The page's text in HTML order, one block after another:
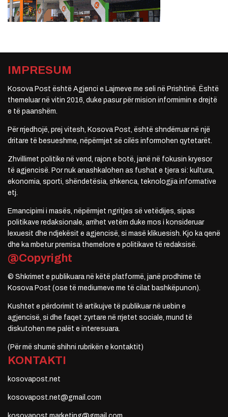
IMPRESUM
Kosova Post është Agjenci e Lajmeve me seli në Prishtinë. Është
themeluar në vitin 2016, duke pasur për mision informimin e drejtë
e të paanshëm.
Për rrjedhojë, prej vitesh, Kosova Post, është shndërruar në një
dritare të besueshme, nëpërmjet së cilës informohen qytetarët.
Zhvillimet politike në vend, rajon e botë, janë në fokusin kryesor
të agjencisë. Por nuk anashkalohen as fushat e tjera si: kultura,
ekonomia, sporti, shëndetësia, shkenca, teknologjia informative
etj.
Emancipimi i masës, nëpërmjet ngritjes së vetëdijes, sipas
politikave redaksionale, arrihet vetëm duke mos i konsideruar
lexuesit dhe ndjekësit e agjencisë, si masë klikuesish. Kjo ka qenë
dhe ka mbetur premisa themelore e politikave të redaksisë.
@Copyright
© Shkrimet e publikuara në këtë platformë, janë prodhime të
Kosova Post (ose të mediumeve me të cilat bashkëpunon).
Kushtet e përdorimit të artikujve të publikuar në uebin e
agjencisë, si dhe faqet zyrtare në rrjetet sociale, mund të
diskutohen me palët e interesuara.
(Për më shumë shihni rubrikën e kontaktit)
KONTAKTI
kosovapost.net
kosovapost.net@gmail.com